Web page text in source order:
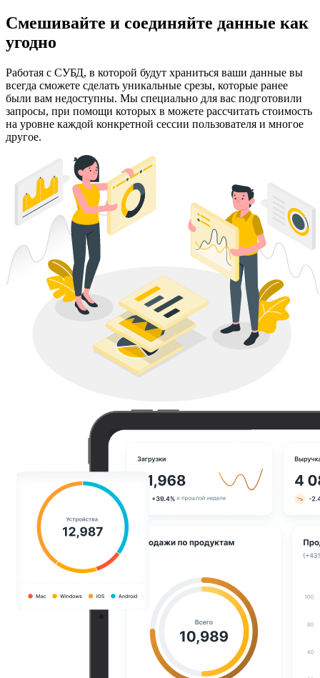
Смешивайте и соединяйте данные как
угодно
Работая с СУБД, в которой будут храниться ваши данные вы
всегда сможете сделать уникальные срезы, которые ранее
были вам недоступны. Мы специально для вас подготовили
запросы, при помощи которых в можете рассчитать стоимость
на уровне каждой конкретной сессии пользователя и многое
другое.